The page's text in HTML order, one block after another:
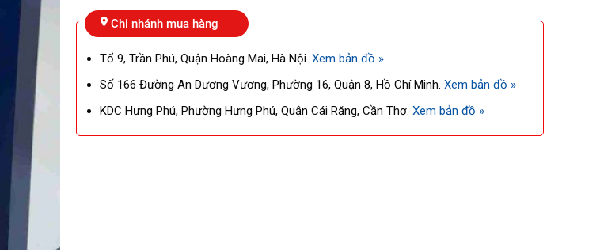
Chi nhánh mua hàng
Tổ 9, Trần Phú, Quận Hoàng Mai, Hà Nội.Xem bản đồ »
Số 166 Đường An Dương Vương, Phường 16, Quận 8, Hồ Chí Minh.Xem bản đồ »
KDC Hưng Phú, Phường Hưng Phú, Quận Cái Răng, Cần Thơ.Xem bản đồ »